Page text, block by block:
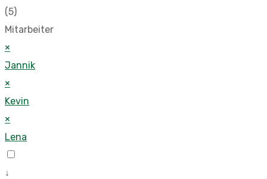
(5)
Mitarbeiter
×
Jannik
×
Kevin
×
Lena
↓